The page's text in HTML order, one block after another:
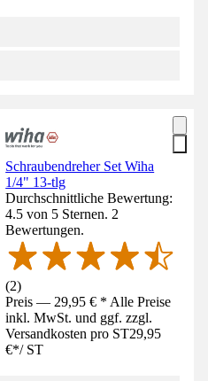
Schraubendreher Set Wiha
1/4" 13-tlg
Durchschnittliche Bewertung:
4.5 von 5 Sternen. 2
Bewertungen.
(2)
Preis — 29,95 € * Alle Preise
inkl. MwSt. und ggf. zzgl.
Versandkosten pro ST29,95
€*/ ST